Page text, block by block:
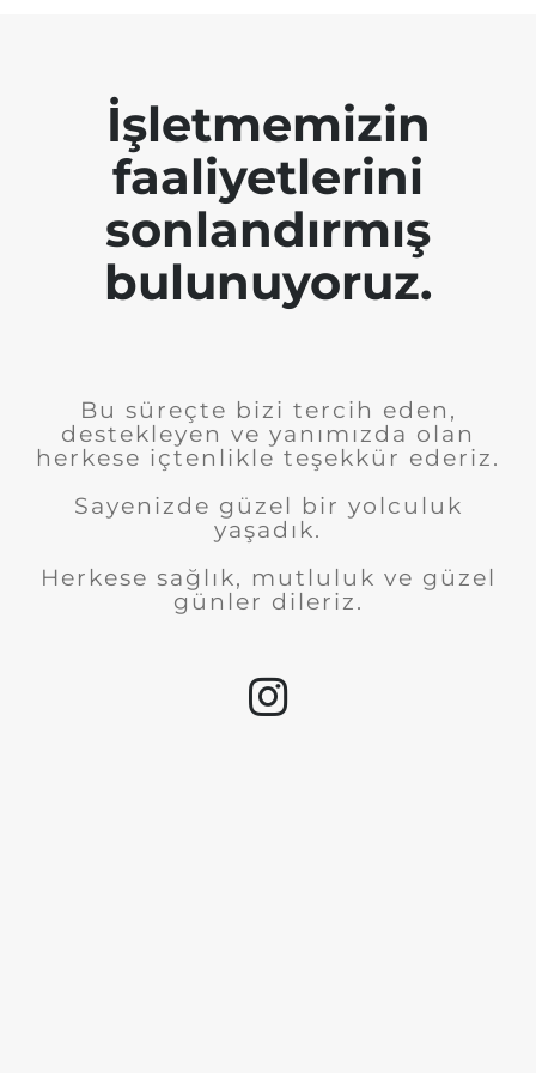
İşletmemizin
faaliyetlerini
sonlandırmış
bulunuyoruz.
Bu süreçte bizi tercih eden,
destekleyen ve yanımızda olan
herkese içtenlikle teşekkür ederiz.
Sayenizde güzel bir yolculuk
yaşadık.
Herkese sağlık, mutluluk ve güzel
günler dileriz.